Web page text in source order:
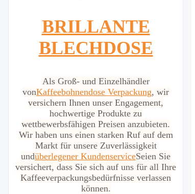
BRILLANTE
BLECHDOSE
Als Groß- und Einzelhändler
vonKaffeebohnendose Verpackung, wir
versichern Ihnen unser Engagement,
hochwertige Produkte zu
wettbewerbsfähigen Preisen anzubieten.
Wir haben uns einen starken Ruf auf dem
Markt für unsere Zuverlässigkeit
undüberlegener KundenserviceSeien Sie
versichert, dass Sie sich auf uns für all Ihre
Kaffeeverpackungsbedürfnisse verlassen
können.